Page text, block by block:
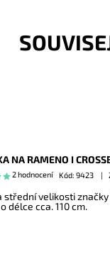
NA RAMENO I
2 hodnocení Kód: 9423
střední velikosti
délce cca. 110 cm.